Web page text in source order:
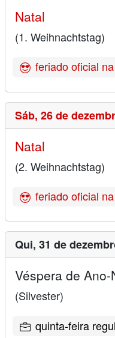
Natal
(1. Weihnachtstag)
feriado oficial
Sáb, 26 de
Natal
(2. Weihnachtstag)
feriado oficial
Qui, 31 de
Véspera de Ano-
(Silvester)
quinta-feira